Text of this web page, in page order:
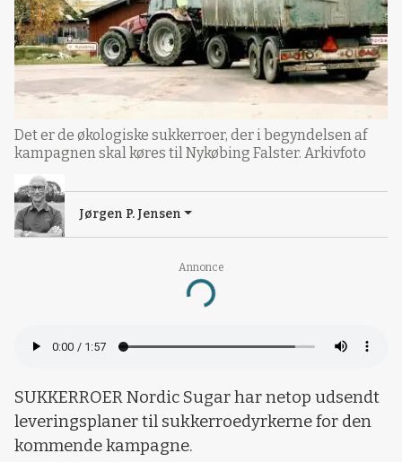
Annonce
Loading...
Det er de økologiske sukkerroer, der i begyndelsen af
kampagnen skal køres til Nykøbing Falster. Arkivfoto
Jørgen P. Jensen
SUKKERROER Nordic Sugar har netop udsendt
leveringsplaner til sukkerroedyrkerne for den
kommende kampagne.